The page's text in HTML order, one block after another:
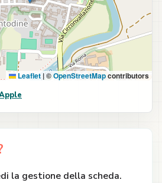
Leaflet|©OpenStreetMapcontributors
la gestione della scheda.